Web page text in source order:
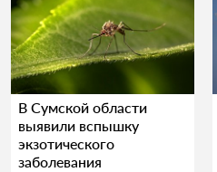
В Сумской области
выявили вспышку
экзотического
заболевания